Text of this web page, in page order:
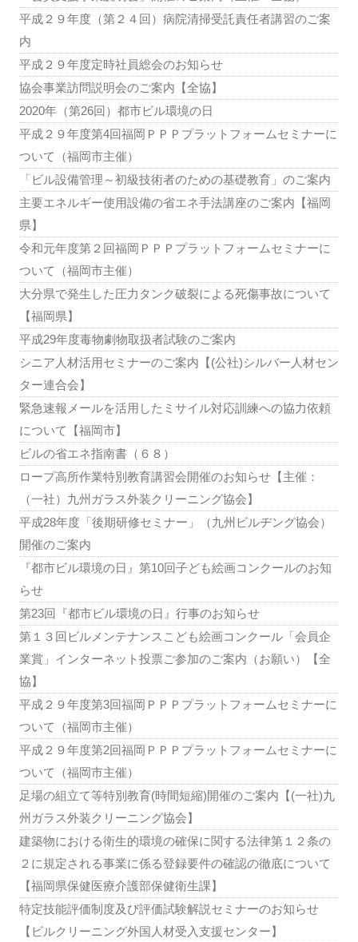
平成２９年度（第２４回）病院清掃受託責任者講習のご案
内
平成２９年度定時社員総会のお知らせ
協会事業訪問説明会のご案内【全協】
2020年（第26回）都市ビル環境の日
平成２９年度第4回福岡ＰＰＰプラットフォームセミナーに
ついて（福岡市主催）
「ビル設備管理～初級技術者のための基礎教育」のご案内
主要エネルギー使用設備の省エネ手法講座のご案内【福岡
県】
令和元年度第２回福岡ＰＰＰプラットフォームセミナーに
ついて（福岡市主催）
大分県で発生した圧力タンク破裂による死傷事故について
【福岡県】
平成29年度毒物劇物取扱者試験のご案内
シニア人材活用セミナーのご案内【(公社)シルバー人材セン
ター連合会】
緊急速報メールを活用したミサイル対応訓練への協力依頼
について【福岡市】
ビルの省エネ指南書（６８）
ロープ高所作業特別教育講習会開催のお知らせ【主催：
（一社）九州ガラス外装クリーニング協会】
平成28年度「後期研修セミナー」（九州ビルヂング協会）
開催のご案内
『都市ビル環境の日』第10回子ども絵画コンクールのお知
らせ
第23回『都市ビル環境の日』行事のお知らせ
第１３回ビルメンテナンスこども絵画コンクール「会員企
業賞」インターネット投票ご参加のご案内（お願い）【全
協】
平成２９年度第3回福岡ＰＰＰプラットフォームセミナーに
ついて（福岡市主催）
平成２９年度第2回福岡ＰＰＰプラットフォームセミナーに
ついて（福岡市主催）
足場の組立て等特別教育(時間短縮)開催のご案内【(一社)九
州ガラス外装クリーニング協会】
建築物における衛生的環境の確保に関する法律第１２条の
２に規定される事業に係る登録要件の確認の徹底について
【福岡県保健医療介護部保健衛生課】
特定技能評価制度及び評価試験解説セミナーのお知らせ
【ビルクリーニング外国人材受入支援センター】